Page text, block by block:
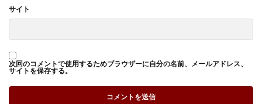
サイト
次回のコメントで使用するためブラウザーに自分の名前、メールアドレス、
サイトを保存する。